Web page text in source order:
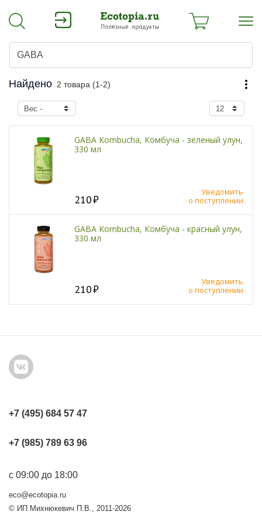
Найдено 2 товара (1-2)
GABA Kombucha, Комбуча - зеленый улун,
330 мл
210
Уведомить
о поступлении
GABA Kombucha, Комбуча - красный улун,
330 мл
210
Уведомить
о поступлении
+7 (495) 684 57 47
+7 (985) 789 63 96
с 09:00 до 18:00
eco@ecotopia.ru
© ИП Михнюкевич П.В., 2011-2026